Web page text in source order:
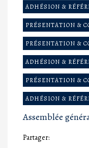
ADHÉSION &
PRÉSENTATION &
PRÉSENTATION &
ADHÉSION &
PRÉSENTATION &
ADHÉSION &
Assemblée
Partager: